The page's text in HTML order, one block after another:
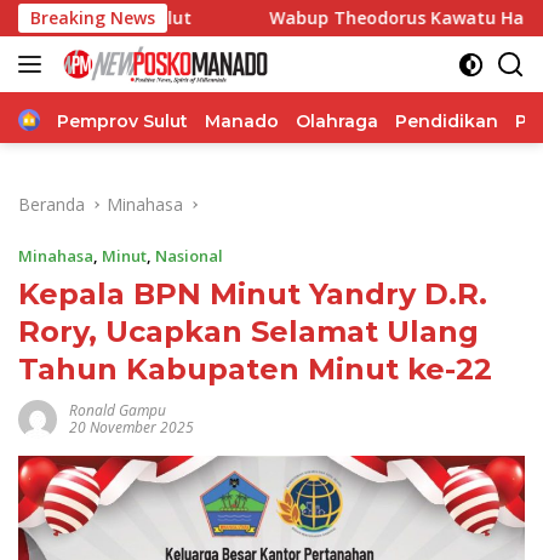
Langsung
ke
konten
Breaking News
Sulut Wabup Theodorus Kawatu Hadiri HUT ke-166
Home
Pemprov Sulut Manado Olahraga Pendidikan
Beranda Minahasa
Minahasa, Minut, Nasional
Kepala BPN Minut Yandry D.R.
Rory, Ucapkan Selamat Ulang
Tahun Kabupaten Minut ke-22
Ronald Gampu
20 November 2025